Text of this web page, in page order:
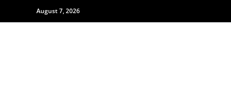
August 7, 2026